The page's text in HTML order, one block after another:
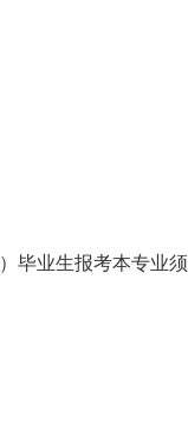
毕业生报考本专业须